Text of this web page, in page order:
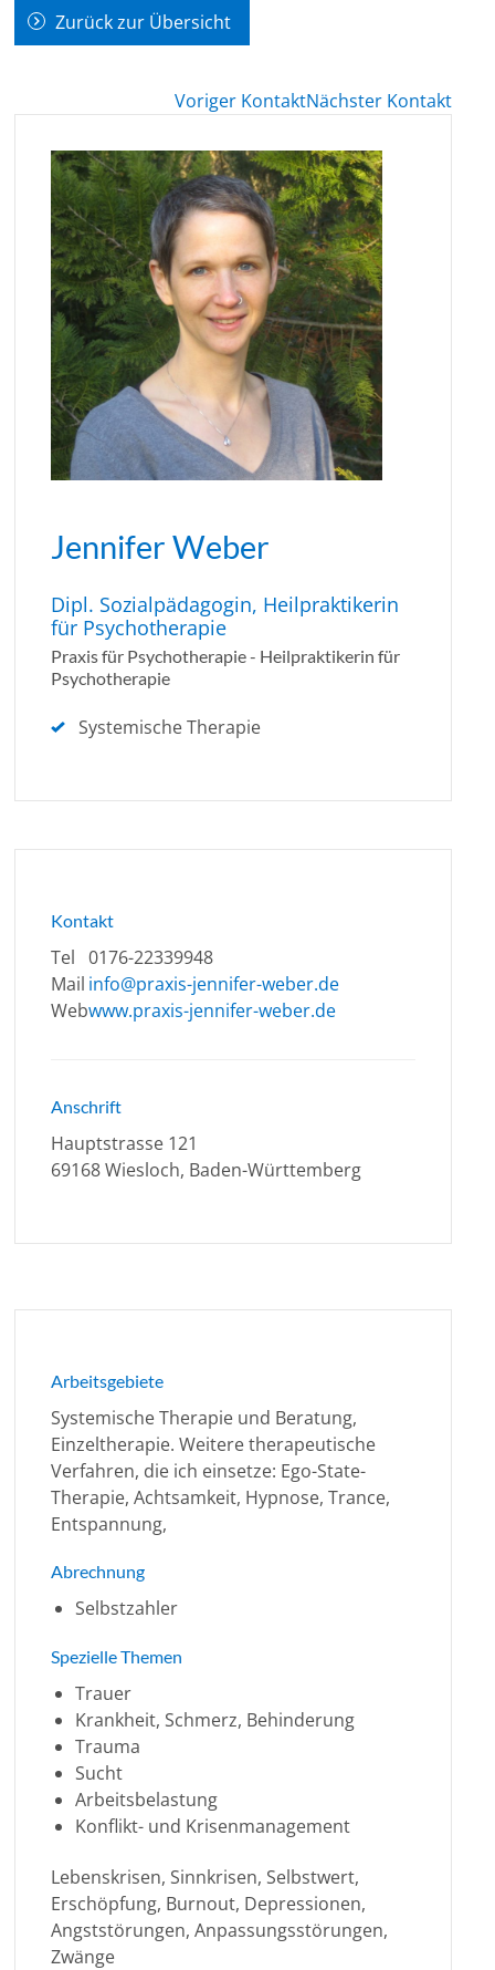
Zurück zur Übersicht
Voriger KontaktNächster Kontakt
Jennifer Weber
Dipl. Sozialpädagogin, Heilpraktikerin
für Psychotherapie
Praxis für Psychotherapie - Heilpraktikerin für
Psychotherapie
Systemische Therapie
Kontakt
Tel 0176-22339948
Mail info@praxis-jennifer-weber.de
Webwww.praxis-jennifer-weber.de
Anschrift
Hauptstrasse 121
69168 Wiesloch, Baden-Württemberg
Arbeitsgebiete
Systemische Therapie und Beratung,
Einzeltherapie. Weitere therapeutische
Verfahren, die ich einsetze: Ego-State-
Therapie, Achtsamkeit, Hypnose, Trance,
Entspannung,
Abrechnung
Selbstzahler
Spezielle Themen
Trauer
Krankheit, Schmerz, Behinderung
Trauma
Sucht
Arbeitsbelastung
Konflikt- und Krisenmanagement
Lebenskrisen, Sinnkrisen, Selbstwert,
Erschöpfung, Burnout, Depressionen,
Angststörungen, Anpassungsstörungen,
Zwänge